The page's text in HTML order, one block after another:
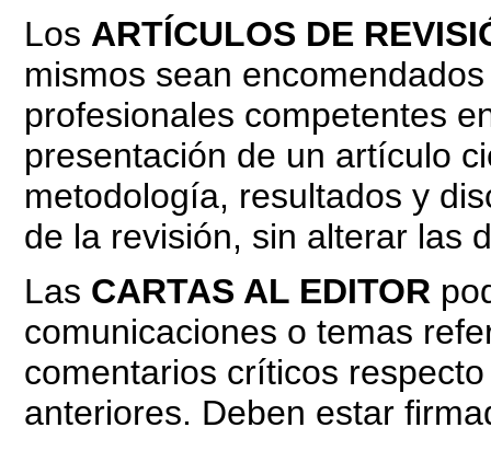
Los ARTÍCULOS DE
mismos sean
profesionales competentes
presentación de un artículo
metodología, resultados y
de la revisión, sin alterar las
Las CARTAS AL EDITOR
comunicaciones o temas
comentarios críticos
anteriores. Deben estar